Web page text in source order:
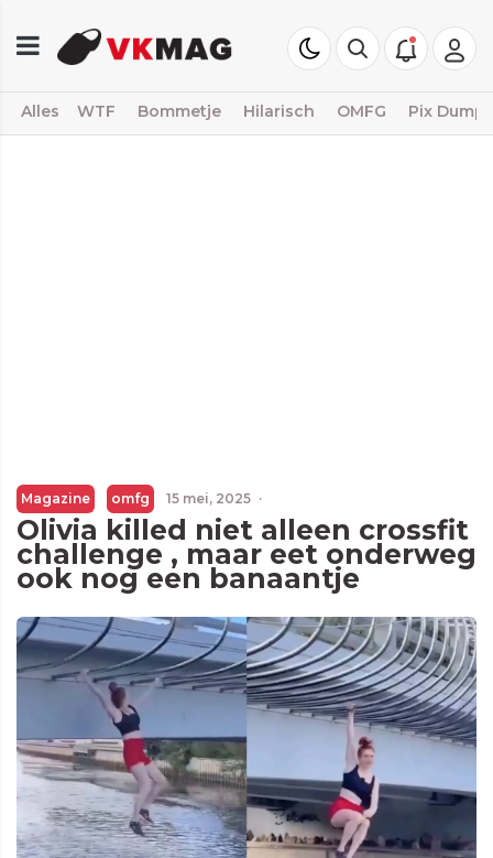
Alles WTF Bommetje Hilarisch OMFG Pix Dump
Magazine omfg 15 mei, 2025 ·
Olivia killed niet alleen crossfit
challenge , maar eet onderweg
ook nog een banaantje